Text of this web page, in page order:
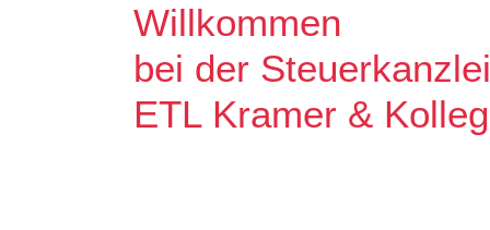
Willkommen
bei der Steuerkanzlei
ETL Kramer &